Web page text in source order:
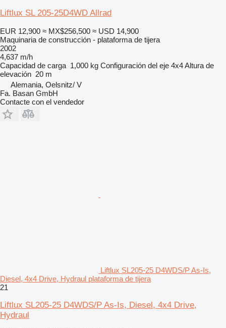
Liftlux SL 205-25D4WD Allrad
EUR 12,900 ≈ MX$256,500 ≈ USD 14,900
Maquinaria de construcción - plataforma de tijera
2002
4,637 m/h
Capacidad de carga 1,000 kg Configuración del eje 4x4Altura de
elevación 20 m
Alemania, Oelsnitz/ V
Fa. Basan GmbH
Contacte con el vendedor
Liftlux SL205-25 D4WDS/P As-Is,
Diesel, 4x4 Drive, Hydraul plataforma de tijera
21
Liftlux SL205-25 D4WDS/P As-Is, Diesel, 4x4 Drive,
Hydraul